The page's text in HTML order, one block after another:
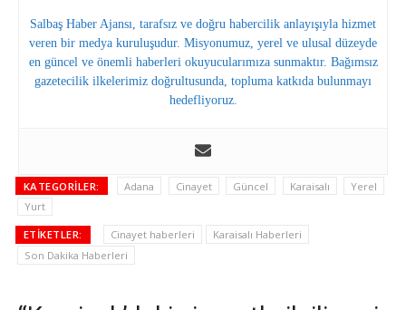
Salbaş Haber Ajansı, tarafsız ve doğru habercilik anlayışıyla hizmet
veren bir medya kuruluşudur. Misyonumuz, yerel ve ulusal düzeyde
en güncel ve önemli haberleri okuyucularımıza sunmaktır. Bağımsız
gazetecilik ilkelerimiz doğrultusunda, topluma katkıda bulunmayı
hedefliyoruz.
KATEGORILER: Adana Cinayet Güncel Karaisalı
Yerel
Yurt
ETIKETLER: Cinayet haberleri
Karaisalı Haberleri
Son Dakika Haberleri